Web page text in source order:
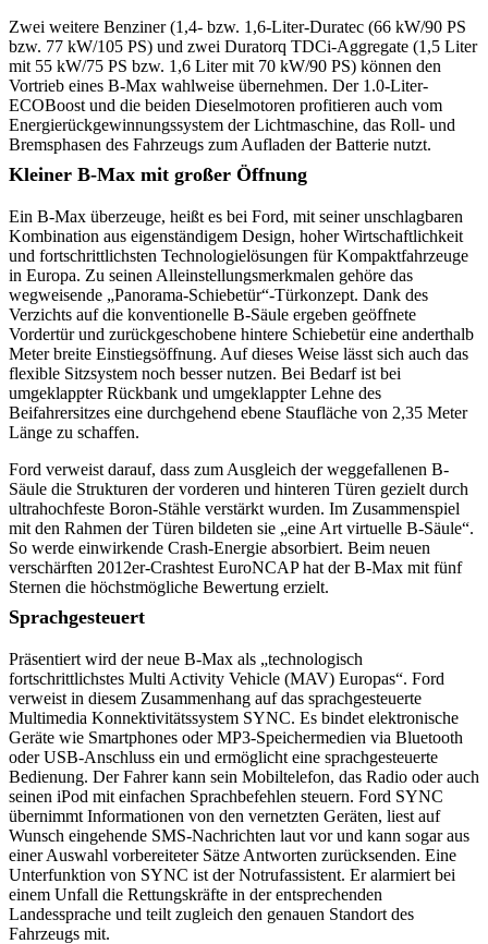
Zwei weitere Benziner (1,4- bzw. 1,6-Liter-Duratec (66 kW/90 PS
bzw. 77 kW/105 PS) und zwei Duratorq TDCi-Aggregate (1,5 Liter
mit 55 kW/75 PS bzw. 1,6 Liter mit 70 kW/90 PS) können den
Vortrieb eines B-Max wahlweise übernehmen. Der 1.0-Liter-
ECOBoost und die beiden Dieselmotoren profitieren auch vom
Energierückgewinnungssystem der Lichtmaschine, das Roll- und
Bremsphasen des Fahrzeugs zum Aufladen der Batterie nutzt.
Kleiner B-Max mit großer Öffnung
Ein B-Max überzeuge, heißt es bei Ford, mit seiner unschlagbaren
Kombination aus eigenständigem Design, hoher Wirtschaftlichkeit
und fortschrittlichsten Technologielösungen für Kompaktfahrzeuge
in Europa. Zu seinen Alleinstellungsmerkmalen gehöre das
wegweisende „Panorama-Schiebetür“-Türkonzept. Dank des
Verzichts auf die konventionelle B-Säule ergeben geöffnete
Vordertür und zurückgeschobene hintere Schiebetür eine anderthalb
Meter breite Einstiegsöffnung. Auf dieses Weise lässt sich auch das
flexible Sitzsystem noch besser nutzen. Bei Bedarf ist bei
umgeklappter Rückbank und umgeklappter Lehne des
Beifahrersitzes eine durchgehend ebene Staufläche von 2,35 Meter
Länge zu schaffen.
Ford verweist darauf, dass zum Ausgleich der weggefallenen B-
Säule die Strukturen der vorderen und hinteren Türen gezielt durch
ultrahochfeste Boron-Stähle verstärkt wurden. Im Zusammenspiel
mit den Rahmen der Türen bildeten sie „eine Art virtuelle B-Säule“.
So werde einwirkende Crash-Energie absorbiert. Beim neuen
verschärften 2012er-Crashtest EuroNCAP hat der B-Max mit fünf
Sternen die höchstmögliche Bewertung erzielt.
Sprachgesteuert
Präsentiert wird der neue B-Max als „technologisch
fortschrittlichstes Multi Activity Vehicle (MAV) Europas“. Ford
verweist in diesem Zusammenhang auf das sprachgesteuerte
Multimedia Konnektivitätssystem SYNC. Es bindet elektronische
Geräte wie Smartphones oder MP3-Speichermedien via Bluetooth
oder USB-Anschluss ein und ermöglicht eine sprachgesteuerte
Bedienung. Der Fahrer kann sein Mobiltelefon, das Radio oder auch
seinen iPod mit einfachen Sprachbefehlen steuern. Ford SYNC
übernimmt Informationen von den vernetzten Geräten, liest auf
Wunsch eingehende SMS-Nachrichten laut vor und kann sogar aus
einer Auswahl vorbereiteter Sätze Antworten zurücksenden. Eine
Unterfunktion von SYNC ist der Notrufassistent. Er alarmiert bei
einem Unfall die Rettungskräfte in der entsprechenden
Landessprache und teilt zugleich den genauen Standort des
Fahrzeugs mit.